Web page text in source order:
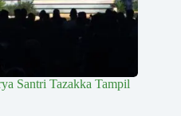
Santri Tazakka Tampil